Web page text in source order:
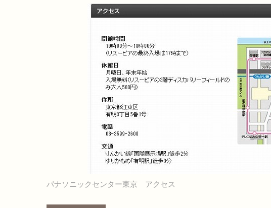
パナソニックセンター東京 アクセス